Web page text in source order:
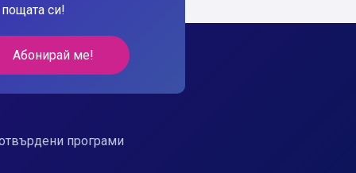
си!
Абонирай ме!
програми